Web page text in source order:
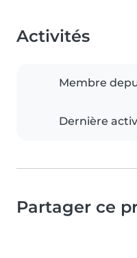
Activités
Membre
Dernière
Partager ce